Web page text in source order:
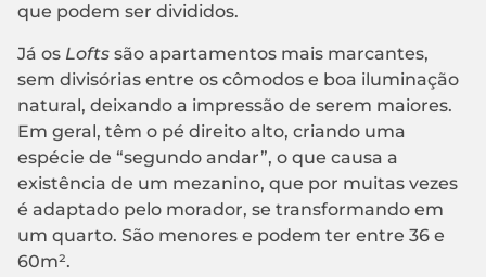
que podem ser divididos.
Já os Lofts são apartamentos mais marcantes,
sem divisórias entre os cômodos e boa iluminação
natural, deixando a impressão de serem maiores.
Em geral, têm o pé direito alto, criando uma
espécie de “segundo andar”, o que causa a
existência de um mezanino, que por muitas vezes
é adaptado pelo morador, se transformando em
um quarto. São menores e podem ter entre 36 e
60m².